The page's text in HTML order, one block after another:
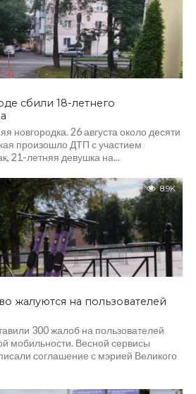
сбили 18-летнего
новгородка. 26 августа около десяти
произошло ДТП с участием
21-летняя девушка на...
8.9K
жалуются на пользователей
300 жалоб на пользователей
мобильности. Весной сервисы
соглашение с мэрией Великого